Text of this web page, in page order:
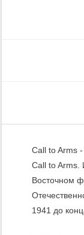
Call to Arms
Call to Arms.
Восточном
1941 до